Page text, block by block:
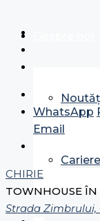
Cariere
WhatsApp
Email
CHIRIE
TOWNHOUSE ÎN
Strada Zimbrului,